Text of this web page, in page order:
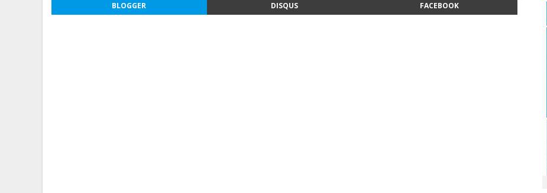
BLOGGER DISQUS FACEBOOK